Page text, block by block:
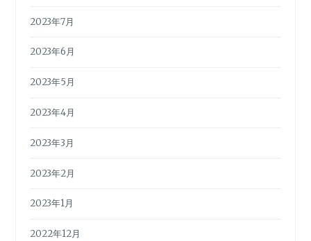
2023年7月
2023年6月
2023年5月
2023年4月
2023年3月
2023年2月
2023年1月
2022年12月